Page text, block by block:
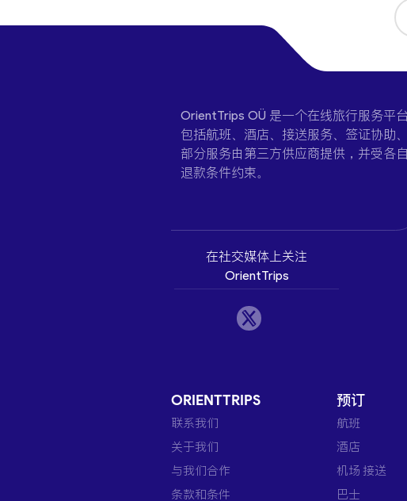
OrientTrips OÜ 是一个在线旅行服务平
包括航班、酒店、接送服务、签证协助
部分服务由第三方供应商提供，并受各
退款条件约束。
在社交媒体上关注
OrientTrips
ORIENTTRIPS
联系我们
关于我们
与我们合作
条款和条件
预订
航班
酒店
机场 接送
巴士